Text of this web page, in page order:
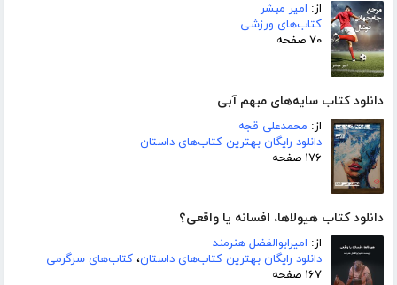
از: امیر مبشر
کتاب‌های ورزشی
۷۰ صفحه
دانلود کتاب سایه‌های مبهم آبی
از: محمدعلی قجه
دانلود رایگان بهترین کتاب‌های داستان
۱۷۶ صفحه
دانلود کتاب هیولاها، افسانه یا واقعی؟
از: امیرابوالفضل هنرمند
دانلود رایگان بهترین کتاب‌های داستان، کتاب‌های سرگرمی
۱۶۷ صفحه